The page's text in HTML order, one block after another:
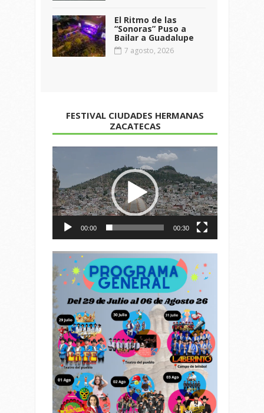
El Ritmo de las
“Sonoras” Puso a
Bailar a Guadalupe
7 agosto, 2026
FESTIVAL CIUDADES HERMANAS
ZACATECAS
de
vídeo
00:00 00:30